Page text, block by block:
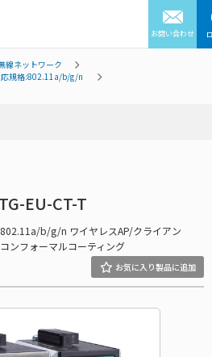
お問い合わせ
線ネットワーク
規格:802.11a/b/g/n
EU-CT-T
b/g/n ワイヤレスAP/クライアン
ンフォーマルコーティング